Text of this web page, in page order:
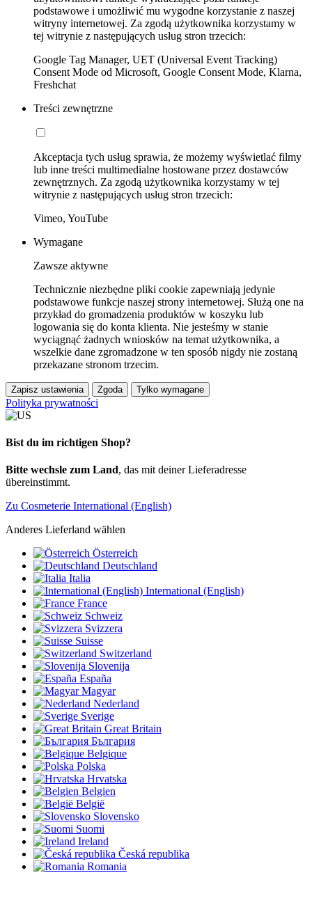
podstawowe i umożliwić mu wygodne korzystanie z naszej
witryny internetowej. Za zgodą użytkownika korzystamy w
tej witrynie z następujących usług stron trzecich:
Google Tag Manager, UET (Universal Event Tracking)
Consent Mode od Microsoft, Google Consent Mode, Klarna,
Freshchat
Treści zewnętrzne
Akceptacja tych usług sprawia, że możemy wyświetlać filmy
lub inne treści multimedialne hostowane przez dostawców
zewnętrznych. Za zgodą użytkownika korzystamy w tej
witrynie z następujących usług stron trzecich:
Vimeo, YouTube
Wymagane
Zawsze aktywne
Technicznie niezbędne pliki cookie zapewniają jedynie
podstawowe funkcje naszej strony internetowej. Służą one na
przykład do gromadzenia produktów w koszyku lub
logowania się do konta klienta. Nie jesteśmy w stanie
wyciągnąć żadnych wniosków na temat użytkownika, a
wszelkie dane zgromadzone w ten sposób nigdy nie zostaną
przekazane stronom trzecim.
Zapisz ustawienia Zgoda Tylko wymagane
Polityka prywatności
Bist du im richtigen Shop?
Bitte wechsle zum Land, das mit deiner Lieferadresse
übereinstimmt.
Zu Cosmeterie International (English)
Anderes Lieferland wählen
Österreich
Deutschland
Italia
International (English)
France
Schweiz
Svizzera
Suisse
Switzerland
Slovenija
España
Magyar
Nederland
Sverige
Great Britain
България
Belgique
Polska
Hrvatska
Belgien
België
Slovensko
Suomi
Ireland
Česká republika
Romania